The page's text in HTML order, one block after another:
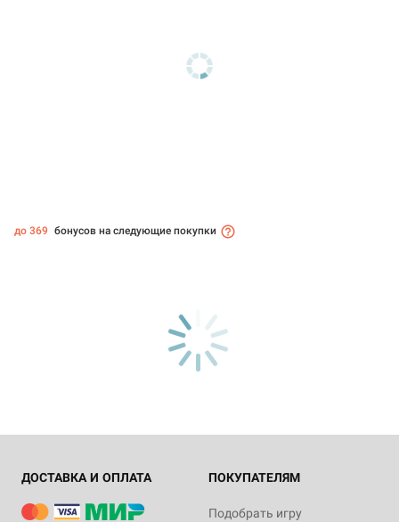
до 369 бонусов на следующие покупки
ДОСТАВКА И ОПЛАТА ПОКУПАТЕЛЯМ
Подобрать игру